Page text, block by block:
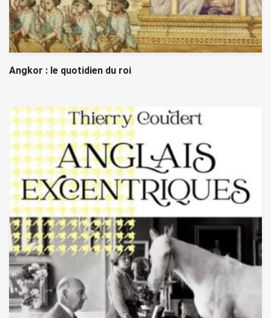
Angkor : le quotidien du roi